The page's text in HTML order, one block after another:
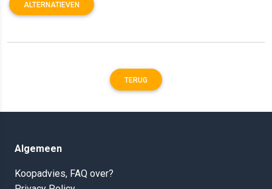
ALTERNATIEVEN
TERUG
Algemeen
Koopadvies, FAQ over?